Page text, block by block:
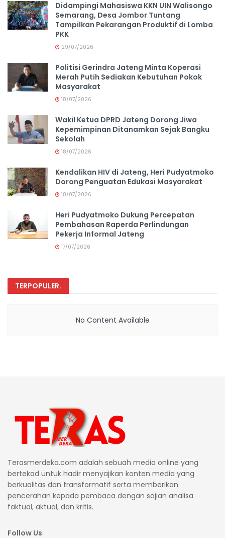
Didampingi Mahasiswa KKN UIN Walisongo
Semarang, Desa Jombor Tuntang
Tampilkan Pekarangan Produktif di Lomba
PKK
29/07/2026
Politisi Gerindra Jateng Minta Koperasi
Merah Putih Sediakan Kebutuhan Pokok
Masyarakat
18/07/2026
Wakil Ketua DPRD Jateng Dorong Jiwa
Kepemimpinan Ditanamkan Sejak Bangku
Sekolah
18/07/2026
Kendalikan HIV di Jateng, Heri Pudyatmoko
Dorong Penguatan Edukasi Masyarakat
18/07/2026
Heri Pudyatmoko Dukung Percepatan
Pembahasan Raperda Perlindungan
Pekerja Informal Jateng
17/07/2026
TERPOPULER.
No Content Available
Terasmerdeka.com adalah sebuah media online yang
bertekad untuk hadir menyajikan konten media yang
berkualitas dan transformatif serta memberikan
pencerahan kepada pembaca dengan sajian analisa
faktual, aktual, dan kritis.
Follow Us